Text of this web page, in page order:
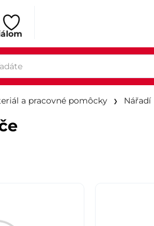
a pracovné pomôcky Nářadí